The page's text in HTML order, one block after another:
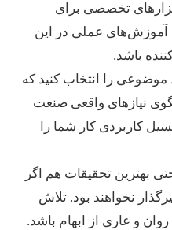
تخصصی برای
عملی در این
باشد.
را انتخاب کنید که
واقعی صنعت
کاربردی کار شما را
تحقیقات هم اگر
نخواهند بود. تلاش
و عاری از ابهام باشد.